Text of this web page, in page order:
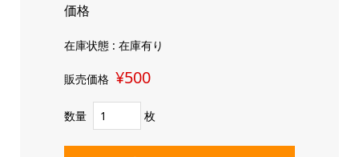
価格
在庫状態 : 在庫有り
販売価格 ¥500
数量 枚